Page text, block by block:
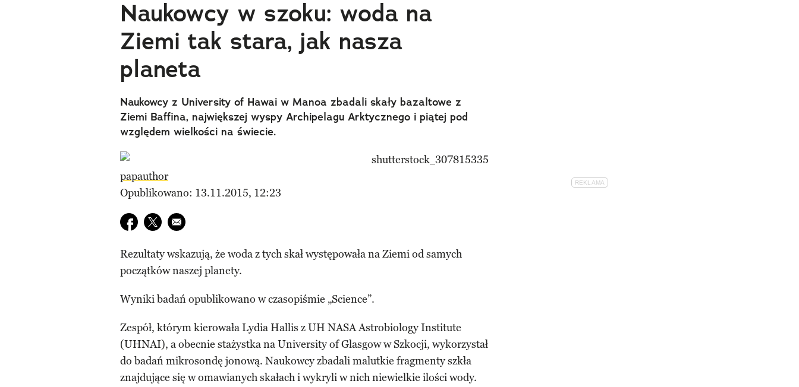
Naukowcy w szoku: woda na
Ziemi tak stara, jak nasza
planeta
Naukowcy z University of Hawai w Manoa zbadali skały bazaltowe z
Ziemi Baffina, największej wyspy Archipelagu Arktycznego i piątej pod
względem wielkości na świecie.
papauthor
Opublikowano: 13.11.2015, 12:23
Udostępnij na facebook
Udostępnij na twitter
E-mail do przyjaciela
Rezultaty wskazują, że woda z tych skał występowała na Ziemi od samych
początków naszej planety.
Wyniki badań opublikowano w czasopiśmie „Science”.
Zespół, którym kierowała Lydia Hallis z UH NASA Astrobiology Institute
(UHNAI), a obecnie stażystka na University of Glasgow w Szkocji, wykorzystał
do badań mikrosondę jonową. Naukowcy zbadali malutkie fragmenty szkła
znajdujące się w omawianych skałach i wykryli w nich niewielkie ilości wody.